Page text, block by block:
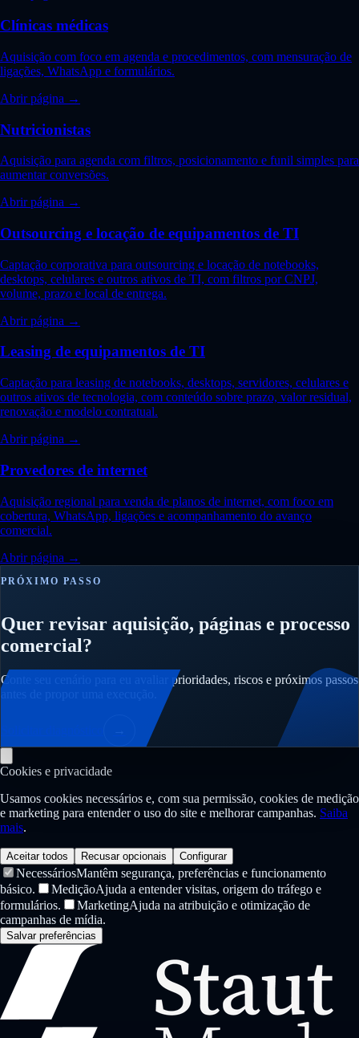
Clínicas médicas
Aquisição com foco em agenda e procedimentos, com mensuração de
ligações, WhatsApp e formulários.
Abrir página →
Nutricionistas
Aquisição para agenda com filtros, posicionamento e funil simples para
aumentar conversões.
Abrir página →
Outsourcing e locação de equipamentos de TI
Captação corporativa para outsourcing e locação de notebooks,
desktops, celulares e outros ativos de TI, com filtros por CNPJ,
volume, prazo e local de entrega.
Abrir página →
Leasing de equipamentos de TI
Captação para leasing de notebooks, desktops, servidores, celulares e
outros ativos de tecnologia, com conteúdo sobre prazo, valor residual,
renovação e modelo contratual.
Abrir página →
Provedores de internet
Aquisição regional para venda de planos de internet, com foco em
cobertura, WhatsApp, ligações e acompanhamento do avanço
comercial.
Abrir página →
PRÓXIMO PASSO
Quer revisar aquisição, páginas e processo
comercial?
Conte seu cenário para eu avaliar prioridades, riscos e próximos passos
Cookies e privacidade
Usamos cookies necessários e, com sua permissão, cookies de medição
e marketing para entender o uso do site e melhorar campanhas. Saiba
mais.
Aceitar todos Recusar opcionais Configurar
NecessáriosMantêm segurança, preferências e funcionamento
básico.
MediçãoAjuda a entender visitas, origem do tráfego e
formulários.
MarketingAjuda na atribuição e otimização de
campanhas de mídia.
Salvar preferências